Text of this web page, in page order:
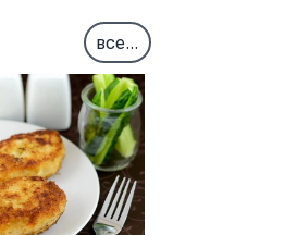
все...